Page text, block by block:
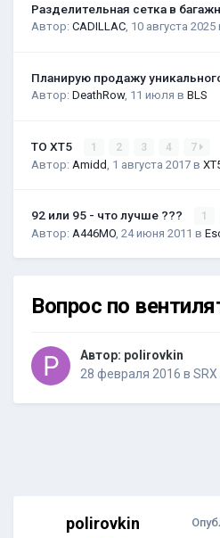
Разделительная сетка в
Автор: CADILLAC 10 августа 2025
Планирую продажу
Автор: DeathRow, 11 июля в BLS
ТО XT5 1 2 3 4 7
Автор: Amidd 1 августа 2017 в
92 или 95 - что лучше ??? 1
Автор: A446MO 24 июня 2011 в
Вопрос по
Автор: polirovkin
28 февраля 2016 в SRX
polirovkin